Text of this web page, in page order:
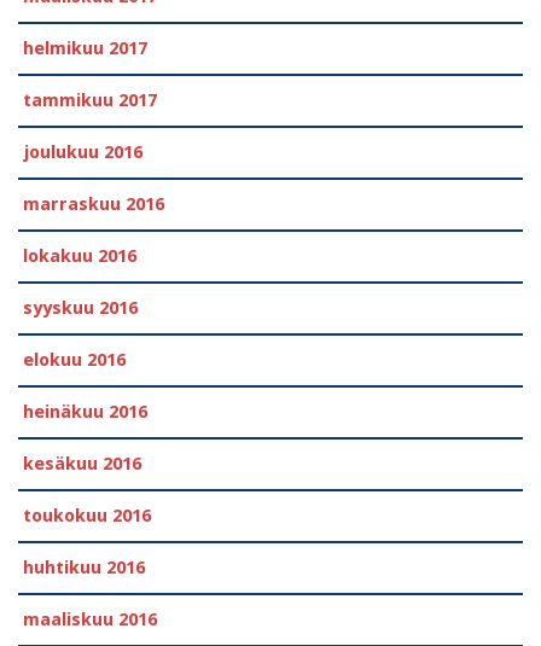
helmikuu 2017
tammikuu 2017
joulukuu 2016
marraskuu 2016
lokakuu 2016
syyskuu 2016
elokuu 2016
heinäkuu 2016
kesäkuu 2016
toukokuu 2016
huhtikuu 2016
maaliskuu 2016